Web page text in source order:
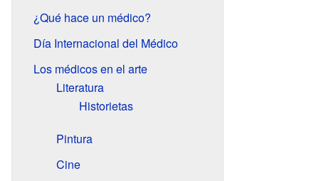
¿Qué hace un médico?
Día Internacional del Médico
Los médicos en el arte
Literatura
Historietas
Pintura
Cine